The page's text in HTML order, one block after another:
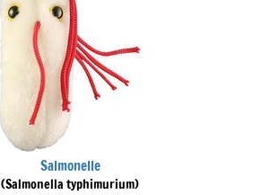
Salmonelle
(Salmonella typhimurium)